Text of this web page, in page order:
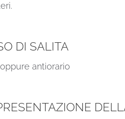
DI SALITA
antiorario